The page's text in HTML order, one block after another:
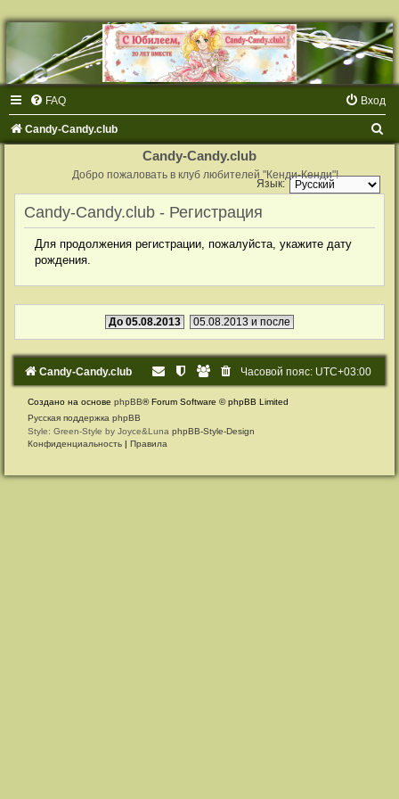
FAQ Вход
Candy-Candy.club
Candy-Candy.club
Добро пожаловать в клуб любителей "Кенди-Кенди"!
Язык:
Candy-Candy.club - Регистрация
Для продолжения регистрации, пожалуйста, укажите дату
рождения.
До 05.08.2013 05.08.2013 и после
Candy-Candy.club Часовой пояс: UTC+03:00
Создано на основе phpBB® Forum Software © phpBB Limited
Русская поддержка phpBB
Style: Green-Style by Joyce&Luna phpBB-Style-Design
Конфиденциальность | Правила